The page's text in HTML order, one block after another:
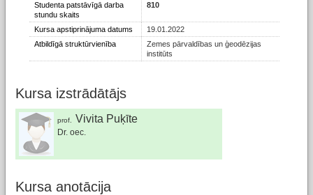
Studenta patstāvīgā darba
stundu skaits
810
Kursa apstiprinājuma datums
19.01.2022
Atbildīgā struktūrvienība
Zemes pārvaldības un ģeodēzijas
institūts
Kursa izstrādātājs
prof. Vivita Puķīte
Dr. oec.
Kursa anotācija